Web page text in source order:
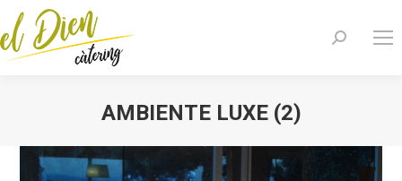
Search:
AMBIENTE LUXE (2)
You are here: